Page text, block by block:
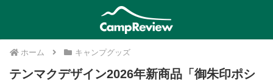
ホーム キャンプグッズ
テンマクデザイン2026年新商品「御朱印ポシ